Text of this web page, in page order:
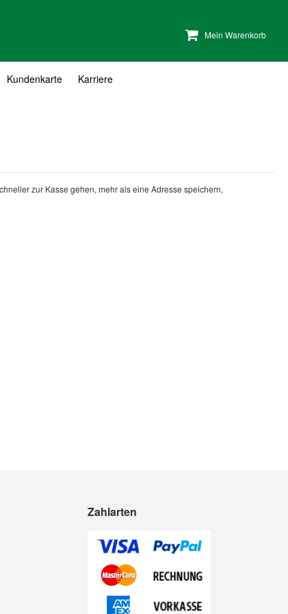
Mein Warenkorb
Kundenkarte Karriere
zur Kasse gehen, mehr als eine Adresse speichern,
Zahlarten